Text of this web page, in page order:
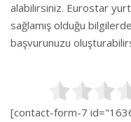
alabilirsiniz. Eurostar
sağlamış olduğu
başvurunuzu
[contact-form-7